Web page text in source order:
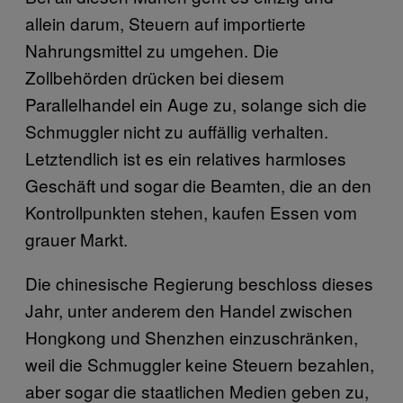
allein darum, Steuern auf importierte
Nahrungsmittel zu umgehen. Die
Zollbehörden drücken bei diesem
Parallelhandel ein Auge zu, solange sich die
Schmuggler nicht zu auffällig verhalten.
Letztendlich ist es ein relatives harmloses
Geschäft und sogar die Beamten, die an den
Kontrollpunkten stehen, kaufen Essen vom
grauer Markt.
Die chinesische Regierung beschloss dieses
Jahr, unter anderem den Handel zwischen
Hongkong und Shenzhen einzuschränken,
weil die Schmuggler keine Steuern bezahlen,
aber sogar die staatlichen Medien geben zu,